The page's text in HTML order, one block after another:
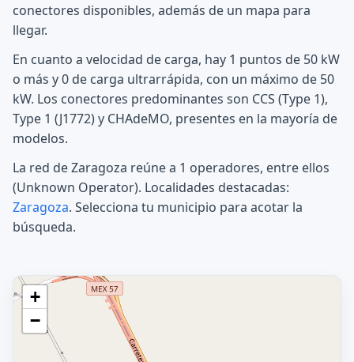
conectores disponibles, además de un mapa para
llegar.
En cuanto a velocidad de carga, hay 1 puntos de 50 kW
o más y 0 de carga ultrarrápida, con un máximo de 50
kW. Los conectores predominantes son CCS (Type 1),
Type 1 (J1772) y CHAdeMO, presentes en la mayoría de
modelos.
La red de Zaragoza reúne a 1 operadores, entre ellos
(Unknown Operator). Localidades destacadas:
Zaragoza. Selecciona tu municipio para acotar la
búsqueda.
+
−